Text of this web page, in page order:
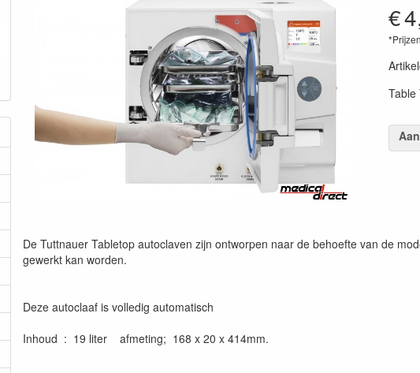
€
Table
De Tuttnauer Tabletop autoclaven zijn ontworpen naar de behoefte van de
gewerkt kan worden.
Deze autoclaaf is volledig automatisch
Inhoud : 19 liter afmeting; 168 x 20 x 414mm.